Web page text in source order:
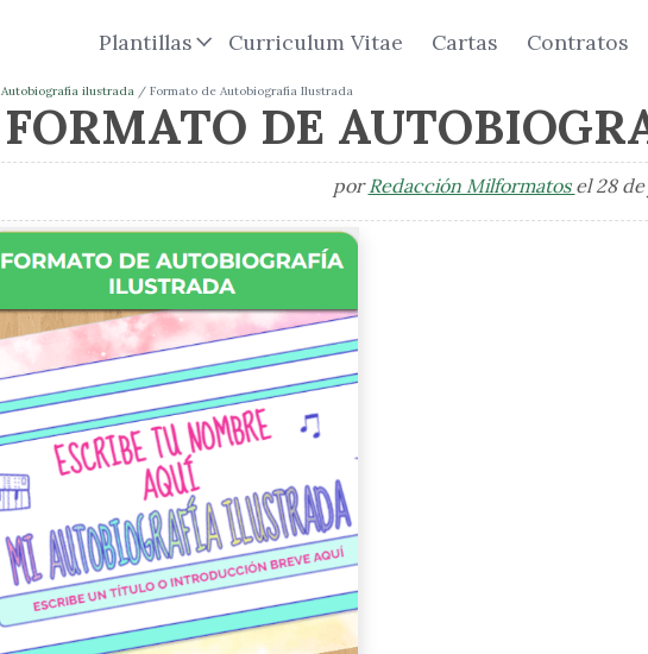
Plantillas Curriculum Vitae Cartas Contratos
Autobiografía ilustrada Formato de Autobiografía Ilustrada
FORMATO DE
porRedacción Milformatos el 28